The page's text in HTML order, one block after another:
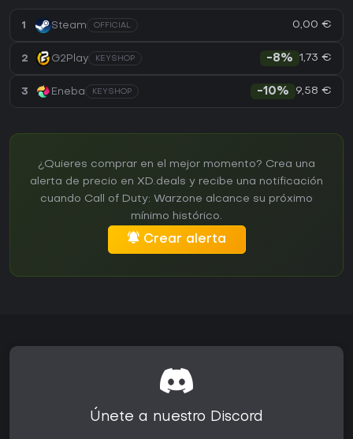
1 Steam OFFICIAL 0,00 €
2 G2Play KEYSHOP -8% 1,73 €
3 Eneba KEYSHOP -10% 9,58 €
¿Quieres comprar en el mejor momento? Crea una
alerta de precio en XD.deals y recibe una notificación
cuando Call of Duty: Warzone alcance su próximo
mínimo histórico.
Crear alerta
Únete a nuestro Discord